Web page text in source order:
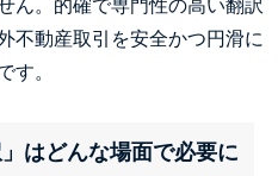
ん。的確で専門性の高い翻訳
不動産取引を安全かつ円滑に
す。
」はどんな場面で必要に